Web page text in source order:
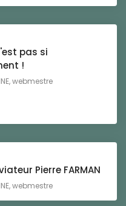
pas si
!
webmestre
Pierre FARMAN
webmestre